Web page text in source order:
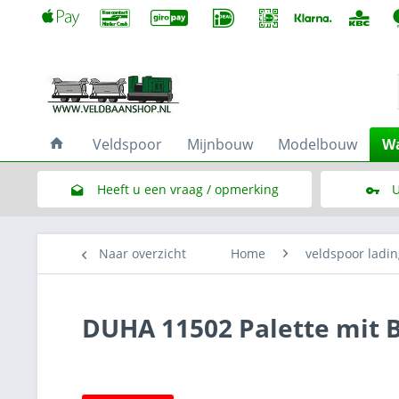
Veldspoor Mijnbouw Modelbouw
Heeft u een vraag / opmerking
Naar overzicht Home veldspoor
DUHA 11502 Palette mit